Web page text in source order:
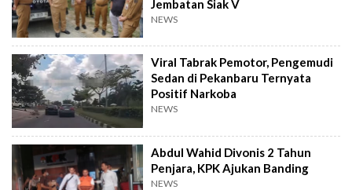
Jembatan Siak V
NEWS
Viral Tabrak Pemotor, Pengemudi
Sedan di Pekanbaru Ternyata
Positif Narkoba
NEWS
Abdul Wahid Divonis 2 Tahun
Penjara, KPK Ajukan Banding
NEWS